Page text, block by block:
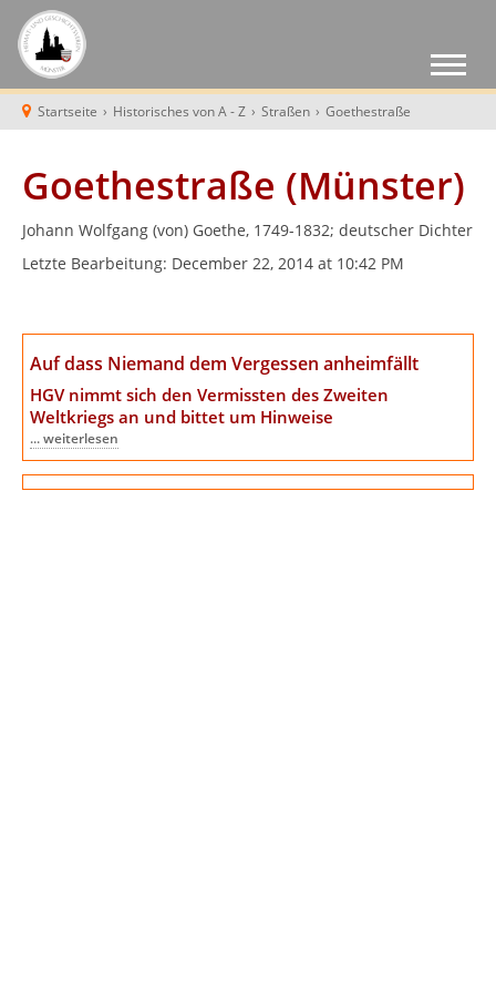
Startseite › Historisches von A - Z › Straßen › Goethestraße
Goethestraße (Münster)
Johann Wolfgang (von) Goethe, 1749-1832; deutscher Dichter
Letzte Bearbeitung: December 22, 2014 at 10:42 PM
Auf dass Niemand dem Vergessen anheimfällt
HGV nimmt sich den Vermissten des Zweiten
Weltkriegs an und bittet um Hinweise
... weiterlesen